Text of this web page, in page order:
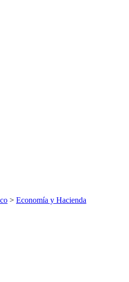
> Economía y Hacienda